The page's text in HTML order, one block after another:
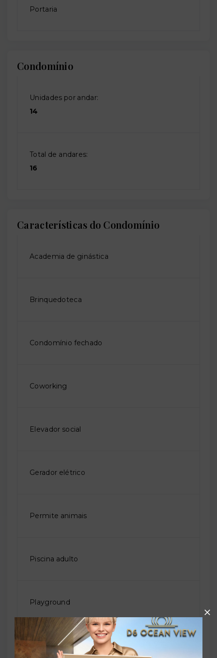
Portaria
Condomínio
Unidades por andar:
14
Total de andares:
16
Características do Condomínio
Academia de ginástica
Brinquedoteca
Condomínio fechado
Coworking
Elevador social
Gerador elétrico
Permite animais
Piscina adulto
Playground
Portaria 24 horas